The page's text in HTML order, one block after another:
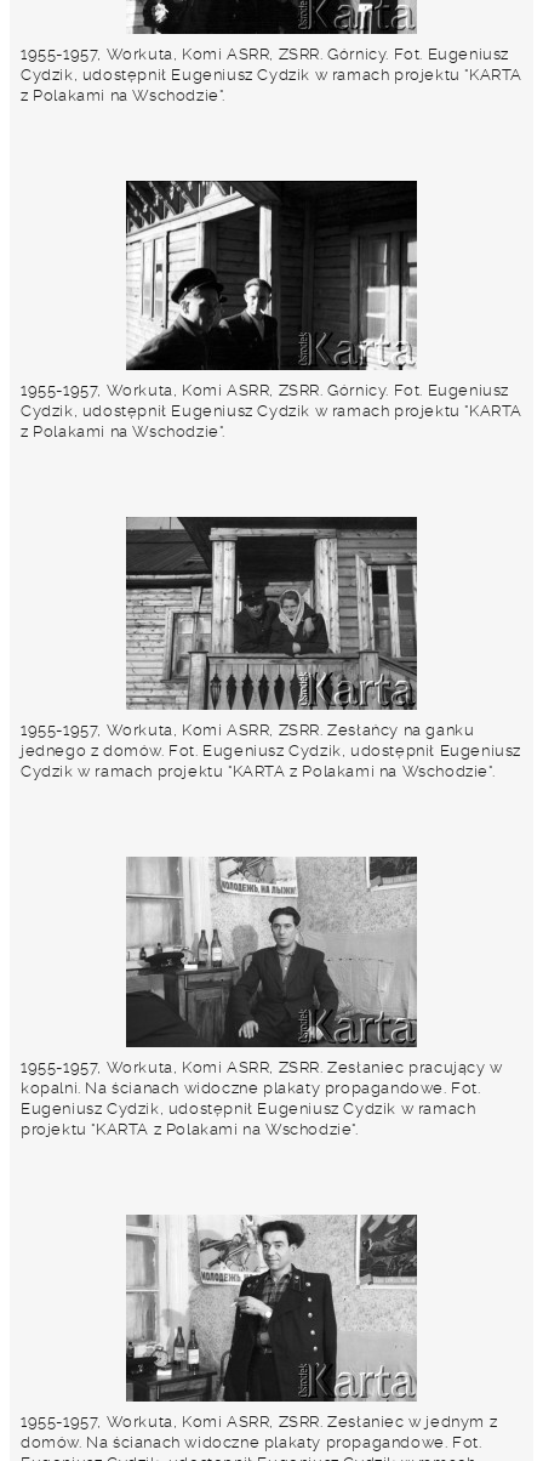
1955-1957, Workuta, Komi ASRR, ZSRR. Górnicy. Fot. Eugeniusz
Cydzik, udostępnił Eugeniusz Cydzik w ramach projektu "KARTA
z Polakami na Wschodzie".
1955-1957, Workuta, Komi ASRR, ZSRR. Górnicy. Fot. Eugeniusz
Cydzik, udostępnił Eugeniusz Cydzik w ramach projektu "KARTA
z Polakami na Wschodzie".
1955-1957, Workuta, Komi ASRR, ZSRR. Zesłańcy na ganku
jednego z domów. Fot. Eugeniusz Cydzik, udostępnił Eugeniusz
Cydzik w ramach projektu "KARTA z Polakami na Wschodzie".
1955-1957, Workuta, Komi ASRR, ZSRR. Zesłaniec pracujący w
kopalni. Na ścianach widoczne plakaty propagandowe. Fot.
Eugeniusz Cydzik, udostępnił Eugeniusz Cydzik w ramach
projektu "KARTA z Polakami na Wschodzie".
1955-1957, Workuta, Komi ASRR, ZSRR. Zesłaniec w jednym z
domów. Na ścianach widoczne plakaty propagandowe. Fot.